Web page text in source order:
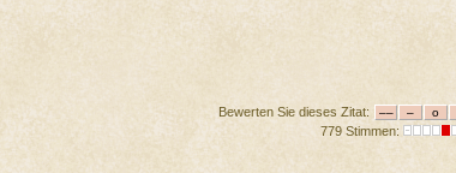
Bewerten Sie dieses Zitat:
779 Stimmen: